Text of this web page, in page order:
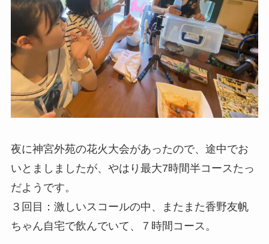
夜に神宮外苑の花火大会があったので、途中でお
いとましましたが、やはり最大7時間半コースたっ
だようです。
３回目：激しいスコールの中、またまた香野友帆
ちゃん自宅で飲んでいて、７時間コース。